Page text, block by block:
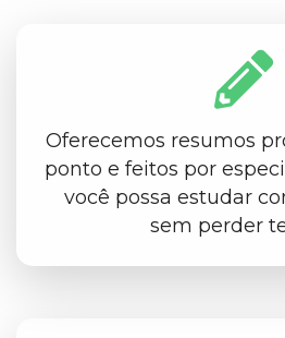
Oferecemos resumos
ponto e feitos por
você possa estudar
sem perder